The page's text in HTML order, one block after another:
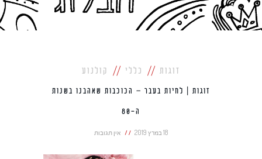
זוגות כללי קולנוע
זוגות | לחיות בעבר – הכוכבות שאהבנו בשנות
ה-80
18 במרץ 2019 אין תגובות